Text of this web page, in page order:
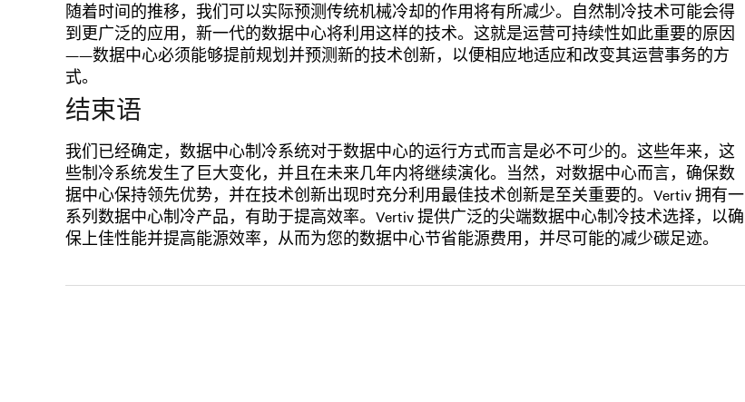
随着时间的推移，我们可以实际预测传统机械冷却的作用将有所减少。自然制冷技术可能会得
到更广泛的应用，新一代的数据中心将利用这样的技术。这就是运营可持续性如此重要的原因
——数据中心必须能够提前规划并预测新的技术创新，以便相应地适应和改变其运营事务的方
式。
结束语
我们已经确定，数据中心制冷系统对于数据中心的运行方式而言是必不可少的。这些年来，这
些制冷系统发生了巨大变化，并且在未来几年内将继续演化。当然，对数据中心而言，确保数
据中心保持领先优势，并在技术创新出现时充分利用最佳技术创新是至关重要的。Vertiv 拥有一
系列数据中心制冷产品，有助于提高效率。Vertiv 提供广泛的尖端数据中心制冷技术选择，以确
保上佳性能并提高能源效率，从而为您的数据中心节省能源费用，并尽可能的减少碳足迹。